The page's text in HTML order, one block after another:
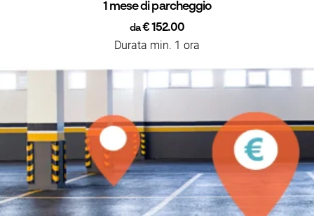
1 mese di parcheggio
da€ 152.00
Durata min. 1 ora